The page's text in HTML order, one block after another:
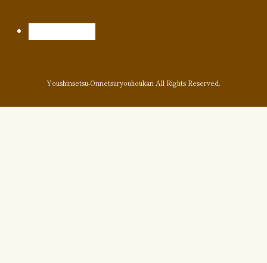
Youshinsetsu-Onnetsuryouhoukan All Rights Reserved.